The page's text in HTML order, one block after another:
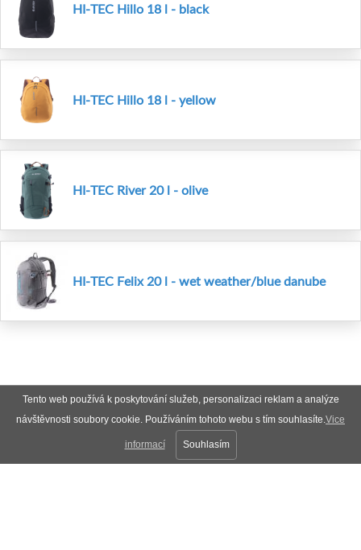
Tento web používá k poskytování služeb, personalizaci reklam a analýze
návštěvnosti soubory cookie. Používáním tohoto webu s tím souhlasíte.Vice
informací Souhlasím
HI-TEC Hillo 18 l - black
HI-TEC Hillo 18 l - yellow
HI-TEC River 20 l - olive
HI-TEC Felix 20 l - wet weather/blue danube